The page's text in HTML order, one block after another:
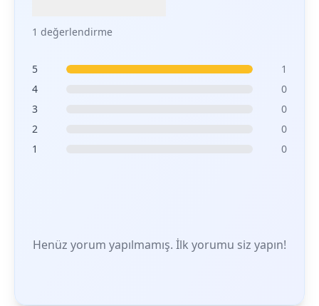
1 değerlendirme
5
1
4
0
3
0
2
0
1
0
Henüz yorum yapılmamış. İlk yorumu siz yapın!